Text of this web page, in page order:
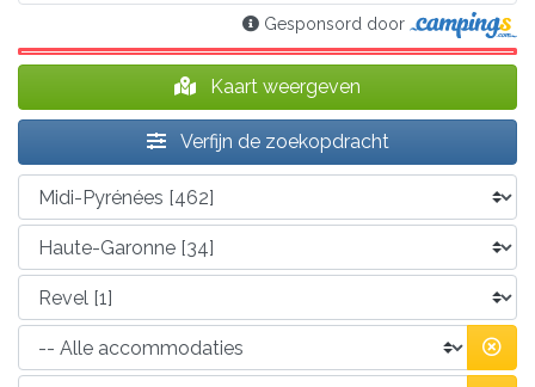
Gesponsord door
Kaart weergeven
Verfijn de zoekopdracht